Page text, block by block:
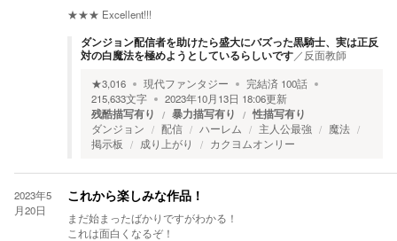
★★★ Excellent!!!
ダンジョン配信者を助けたら盛大にバズった黒騎士、実は正反
対の白魔法を極めようとしているらしいです／ 反面教師
★3,016 現代ファンタジー 完結済 100話
215,633文字 2023年10月13日 18:06更新
残酷描写有り 暴力描写有り 性描写有り
ダンジョン 配信 ハーレム 主人公最強
魔法
掲示板
成り上がり カクヨムオンリー
2023年5
月20日
これから楽しみな作品！
まだ始まったばかりですがわかる！
これは面白くなるぞ！